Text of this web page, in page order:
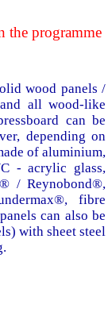
the programme
wood panels /
all wood-like
can be
depending on
of aluminium,
- acrylic glass,
/ Reynobond®,
fibre
can also be
with sheet steel